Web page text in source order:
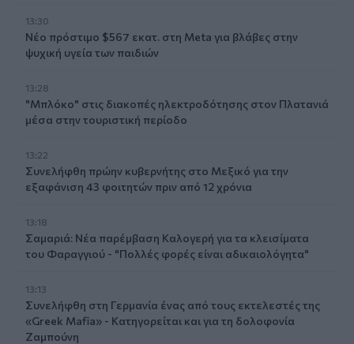
13:30
Νέο πρόστιμο $567 εκατ. στη Meta για βλάβες στην
ψυχική υγεία των παιδιών
13:28
"Μπλόκο" στις διακοπές ηλεκτροδότησης στον Πλατανιά
μέσα στην τουριστική περίοδο
13:22
Συνελήφθη πρώην κυβερνήτης στο Μεξικό για την
εξαφάνιση 43 φοιτητών πριν από 12 χρόνια
13:18
Σαμαριά: Νέα παρέμβαση Καλογερή για τα κλεισίματα
του Φαραγγιού - "Πολλές φορές είναι αδικαιολόγητα"
13:13
Συνελήφθη στη Γερμανία ένας από τους εκτελεστές της
«Greek Mafia» - Κατηγορείται και για τη δολοφονία
Ζαμπούνη